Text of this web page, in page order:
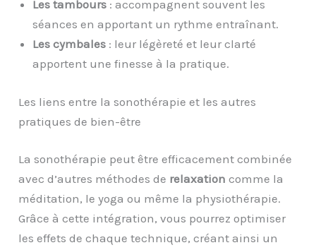
Les tambours : accompagnent souvent les
séances en apportant un rythme entraînant.
Les cymbales : leur légèreté et leur clarté
apportent une finesse à la pratique.
Les liens entre la sonothérapie et les autres
pratiques de bien-être
La sonothérapie peut être efficacement combinée
avec d’autres méthodes de relaxation comme la
méditation, le yoga ou même la physiothérapie.
Grâce à cette intégration, vous pourrez optimiser
les effets de chaque technique, créant ainsi un